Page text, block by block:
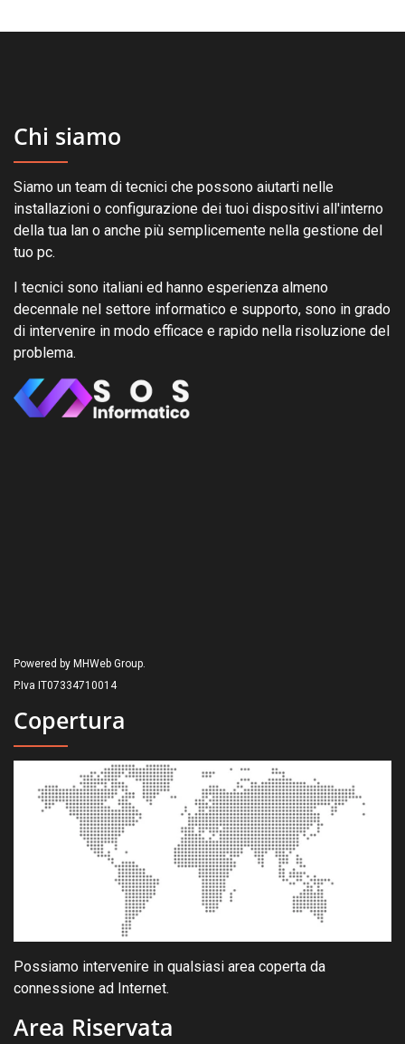
Chi siamo
Siamo un team di tecnici che possono aiutarti nelle
installazioni o configurazione dei tuoi dispositivi all'interno
della tua lan o anche più semplicemente nella gestione del
tuo pc.
I tecnici sono italiani ed hanno esperienza almeno
decennale nel settore informatico e supporto, sono in grado
di intervenire in modo efficace e rapido nella risoluzione del
problema.
Powered by MHWeb Group.
P.Iva IT07334710014
Copertura
Possiamo intervenire in qualsiasi area coperta da
connessione ad Internet.
Area Riservata